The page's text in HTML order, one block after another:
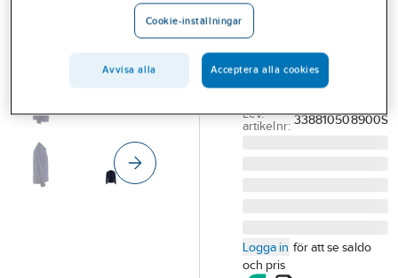
LÅNGÄRMAD PIKÉ BLK
3388-1050 MARINBLÅ
STL S
Lev.
artikelnr: 338810508900S
Logga in för att se saldo
och pris
Cookie-inställningar
Avvisa alla Acceptera alla cookies